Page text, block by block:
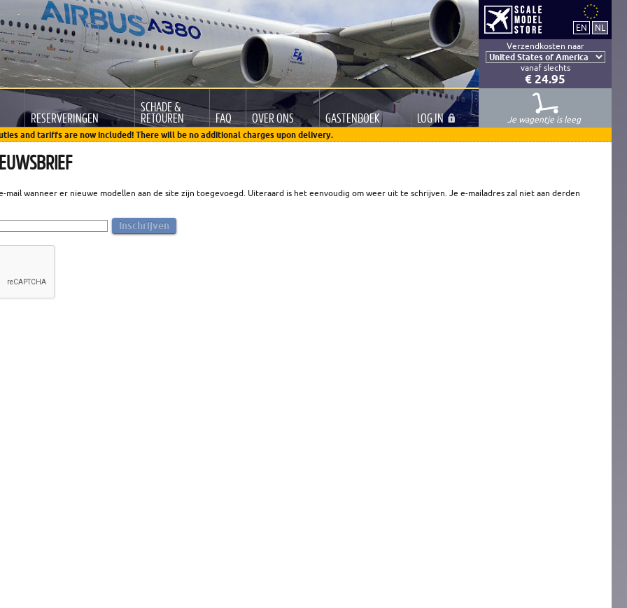
Verzendkosten naar
vanaf slechts
€ 24.95
RESERVERINGEN
SCHADE &
RETOUREN FAQ OVER ONS GASTENBOEK LOGIN
Je wagentje is leeg
and tariffs are now included! There will be no additional charges upon delivery.
mail wanneer er nieuwe modellen aan de site zijn toegevoegd. Uiteraard is het eenvoudig om weer uit te schrijven. Je e-mailadres zal niet aan derden